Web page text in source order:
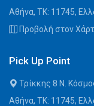
Αθήνα, ΤΚ: 11745,
Προβολή στον
Pick Up Point
Τρίκκης 8 Ν.
Αθήνα, ΤΚ: 11745,